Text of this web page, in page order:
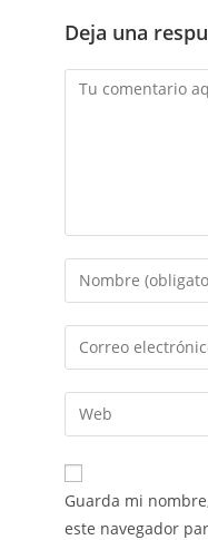
Deja una
Guarda mi
este navegador